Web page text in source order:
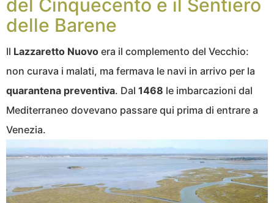
del Cinquecento e il Sentiero
delle Barene
Il Lazzaretto Nuovo era il complemento del Vecchio:
non curava i malati, ma fermava le navi in arrivo per la
quarantena preventiva. Dal 1468 le imbarcazioni dal
Mediterraneo dovevano passare qui prima di entrare a
Venezia.